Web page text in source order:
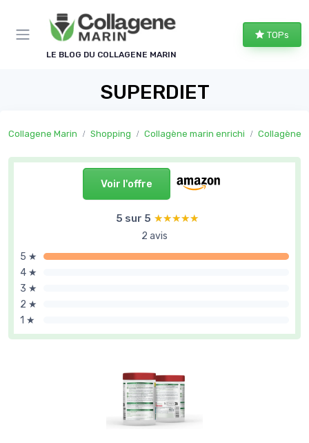
LE BLOG DU COLLAGENE MARIN
TOPs
SUPERDIET
Collagene Marin Shopping Collagène marin enrichi Collagène
Voir l'offre
5 sur 5 ★★★★★
★★★★★
2 avis
5 ★
4 ★
3 ★
2 ★
1 ★